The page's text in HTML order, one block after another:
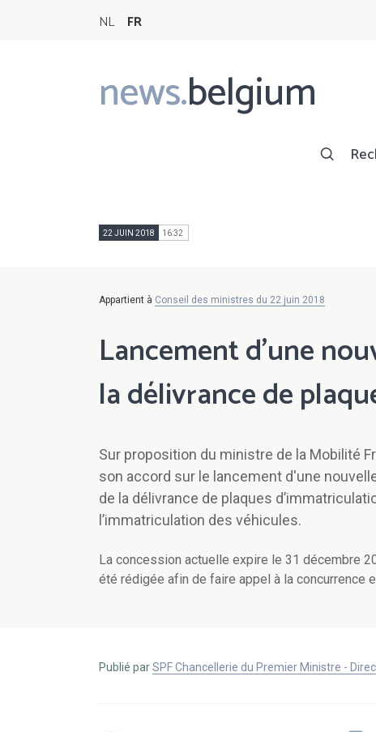
NL FR
news.belgium
Main
navigation
22 JUIN 2018 16:32
Appartient à Conseil des ministres du 22 juin 2018
Lancement d'une
la délivrance de
Sur proposition du ministre de la Mobilité
son accord sur le lancement d'une
de la délivrance de plaques
l’immatriculation des véhicules.
La concession actuelle expire le 31 décembre
été rédigée afin de faire appel à la concurrence
Publié parSPF Chancellerie du Premier Ministre -